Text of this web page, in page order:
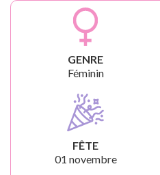
GENRE
Féminin
FÊTE
01 novembre